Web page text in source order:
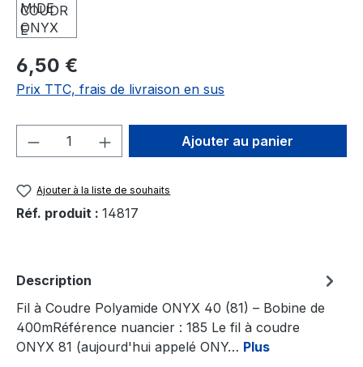
6,50 €
Prix TTC, frais de livraison en sus
Quantité de produit : Entrez la
Ajouter au panier
Ajouter à la liste de souhaits
Réf. produit : 14817
Description
Fil à Coudre Polyamide ONYX 40 (81) – Bobine de
400mRéférence nuancier : 185 Le fil à coudre
ONYX 81 (aujourd'hui appelé ONY… Plus